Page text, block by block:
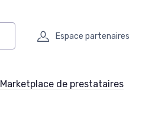
Espace partenaires
Marketplace de prestataires